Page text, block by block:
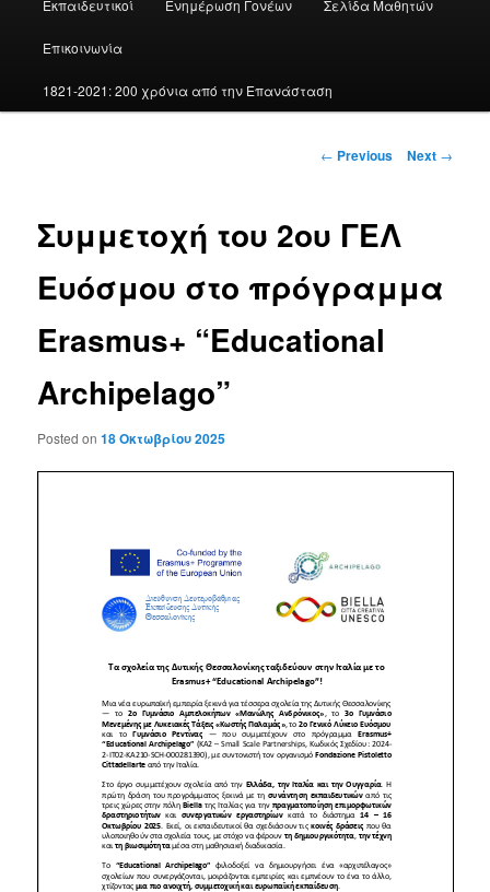
Εκπαιδευτικοί Ενημέρωση Γονέων Σελίδα Μαθητών
Επικοινωνία
1821-2021: 200 χρόνια από την Επανάσταση
Post
← Previous Next →
Συμμετοχή του 2ου ΓΕΛ
Ευόσμου στο πρόγραμμα
Erasmus+ “Educational
Archipelago”
Posted on18 Οκτωβρίου 2025